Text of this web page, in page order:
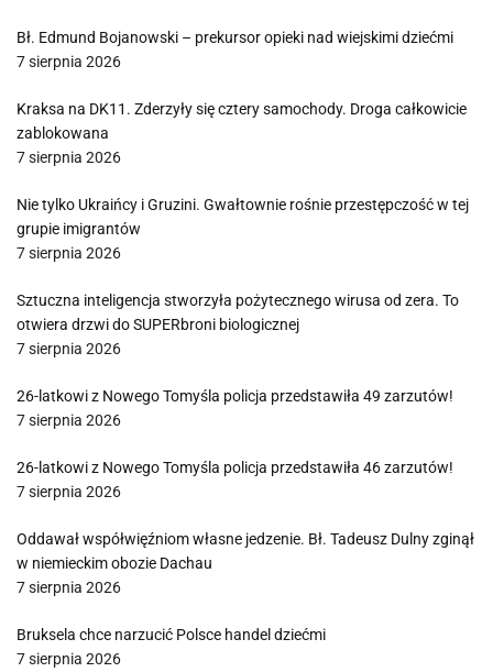
Bł. Edmund Bojanowski – prekursor opieki nad wiejskimi dziećmi
7 sierpnia 2026
Kraksa na DK11. Zderzyły się cztery samochody. Droga całkowicie
zablokowana
7 sierpnia 2026
Nie tylko Ukraińcy i Gruzini. Gwałtownie rośnie przestępczość w tej
grupie imigrantów
7 sierpnia 2026
Sztuczna inteligencja stworzyła pożytecznego wirusa od zera. To
otwiera drzwi do SUPERbroni biologicznej
7 sierpnia 2026
26-latkowi z Nowego Tomyśla policja przedstawiła 49 zarzutów!
7 sierpnia 2026
26-latkowi z Nowego Tomyśla policja przedstawiła 46 zarzutów!
7 sierpnia 2026
Oddawał współwięźniom własne jedzenie. Bł. Tadeusz Dulny zginął
w niemieckim obozie Dachau
7 sierpnia 2026
Bruksela chce narzucić Polsce handel dziećmi
7 sierpnia 2026